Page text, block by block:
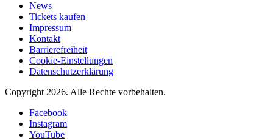
News
Tickets kaufen
Impressum
Kontakt
Barrierefreiheit
Cookie-Einstellungen
Datenschutzerklärung
Copyright 2026. Alle Rechte vorbehalten.
Facebook
Instagram
YouTube